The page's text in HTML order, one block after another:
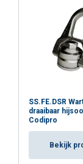
SS.FE.DSR
draaibaar
Codipro
Bekijk